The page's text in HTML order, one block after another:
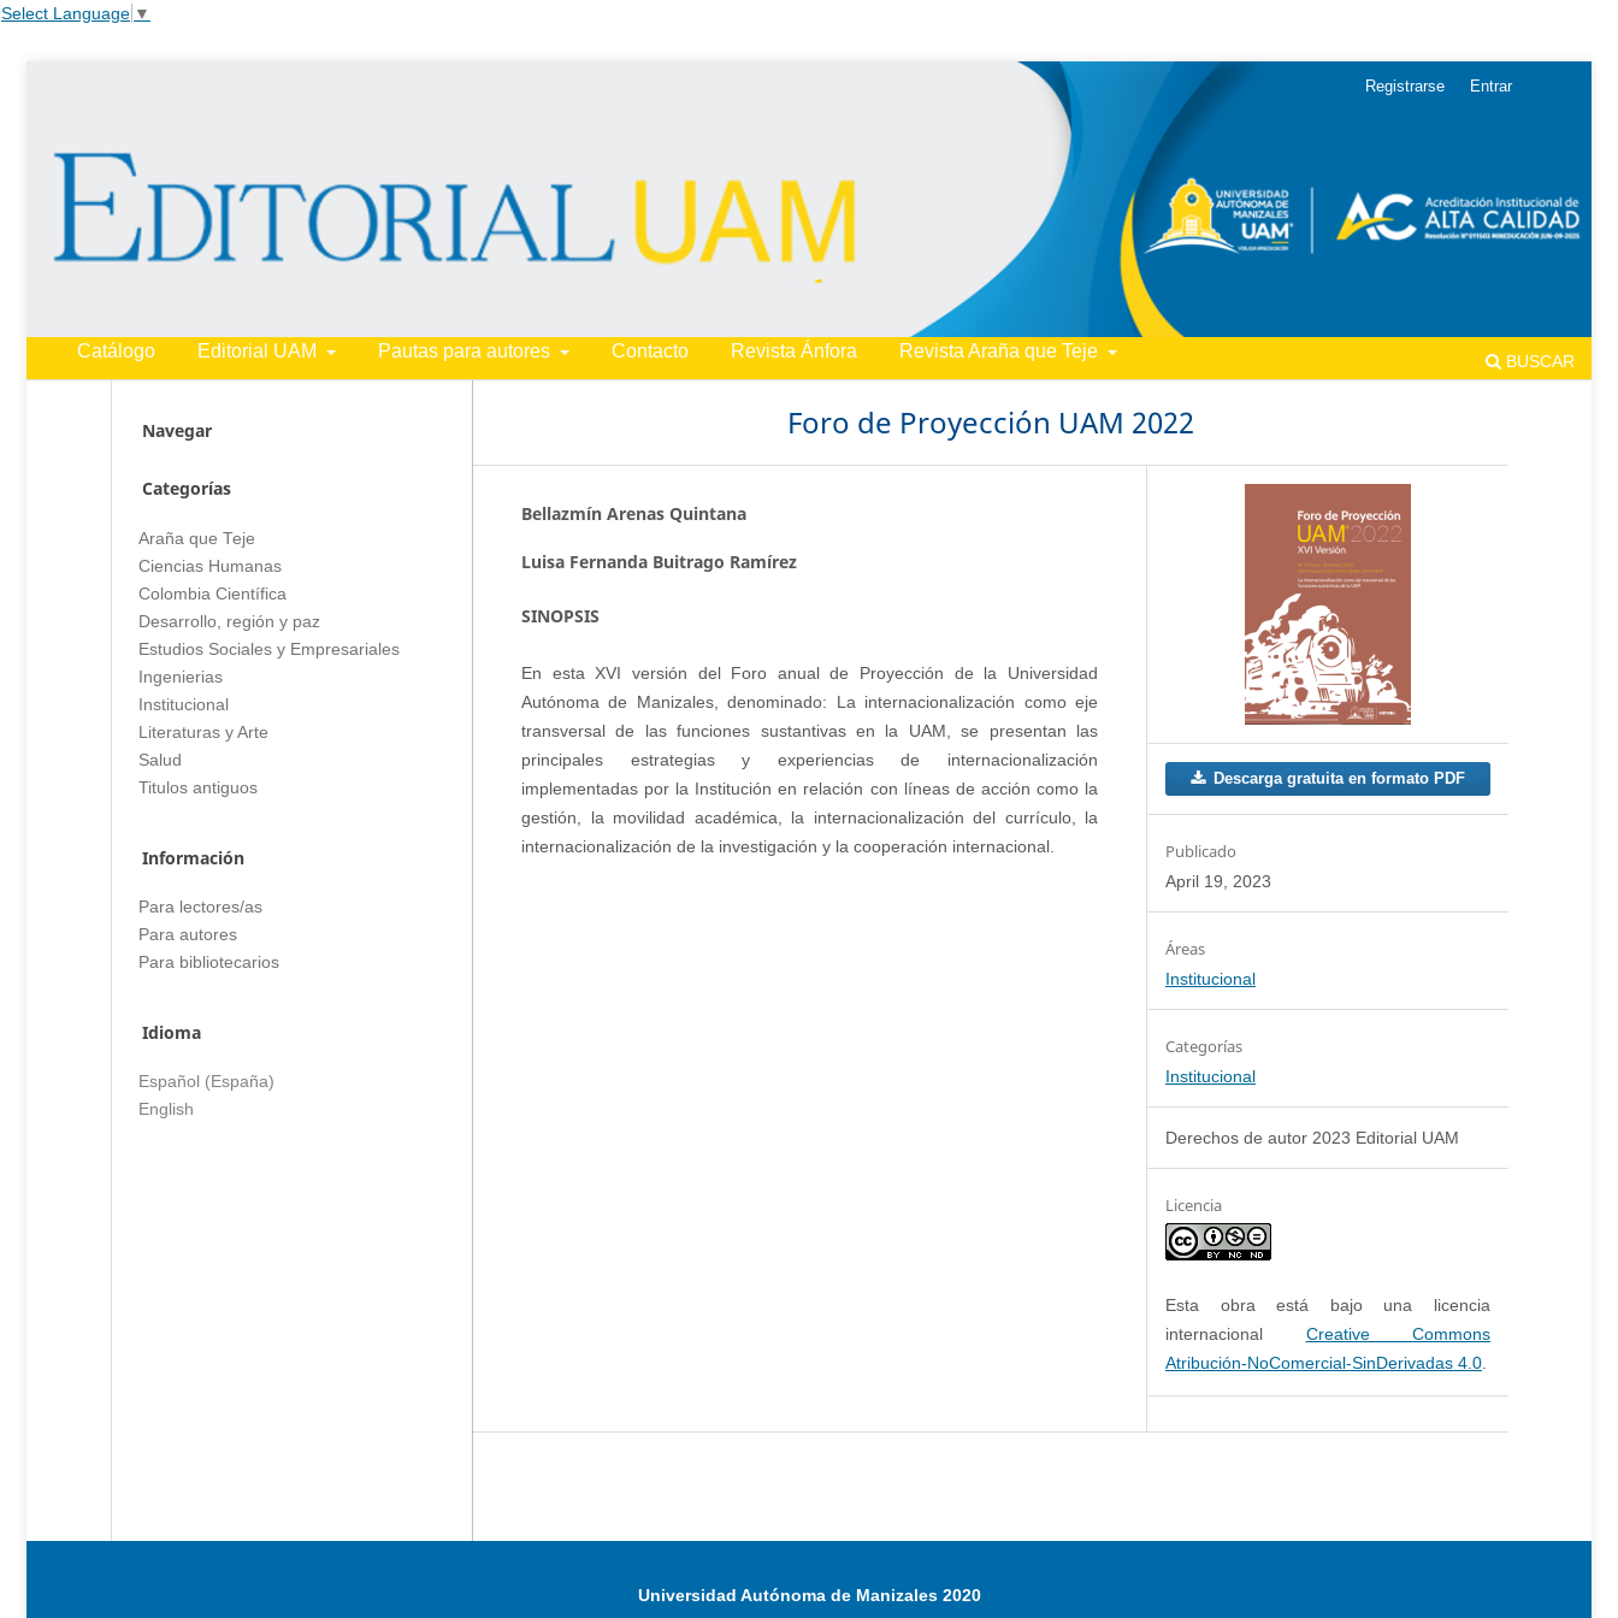
Select Language ▼
Catálogo Editorial UAM Pautas para autores Contacto Revista Ánfora Revista Araña que Teje BUSCAR
Registrarse Entrar
Foro de Proyección UAM 2022
Bellazmín Arenas Quintana
Luisa Fernanda Buitrago Ramírez
SINOPSIS
En esta XVI versión del Foro anual de Proyección de la Universidad
Autónoma de Manizales, denominado: La internacionalización como eje
transversal de las funciones sustantivas en la UAM, se presentan las
principales estrategias y experiencias de internacionalización
implementadas por la Institución en relación con líneas de acción como la
gestión, la movilidad académica, la internacionalización del currículo, la
internacionalización de la investigación y la cooperación internacional.
Descarga gratuita en formato PDF
Publicado
April 19, 2023
Institucional
Categorías
Institucional
Derechos de autor 2023 Editorial UAM
Licencia
Esta obra está bajo una licencia
internacional Creative Commons
Atribución-NoComercial-SinDerivadas 4.0.
Navegar
Categorías
Araña que Teje
Ciencias Humanas
Colombia Científica
Desarrollo, región y paz
Estudios Sociales y Empresariales
Ingenierias
Institucional
Literaturas y Arte
Salud
Titulos antiguos
Información
Para lectores/as
Para autores
Para bibliotecarios
Idioma
Español (España)
English
Universidad Autónoma de Manizales 2020